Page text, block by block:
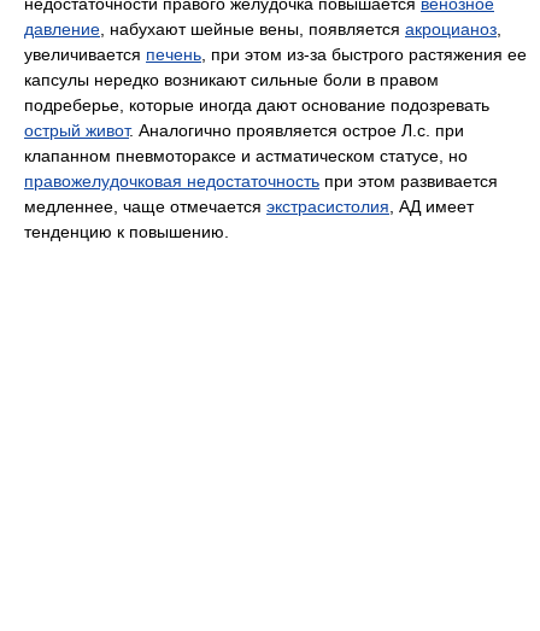
давление , набухают шейные вены, появляется акроцианоз
увеличивается печень , при этом из-за быстрого растяжения ее
капсулы нередко возникают сильные боли в правом
подреберье, которые иногда дают основание подозревать
острый живот. Аналогично проявляется острое Л.с. при
клапанном пневмотораксе и астматическом статусе, но
правожелудочковая недостаточность при этом развивается
медленнее, чаще отмечается экстрасистолия , АД имеет
тенденцию к повышению.